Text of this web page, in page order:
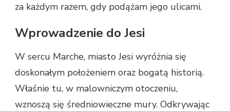
za każdym razem, gdy podążam jego ulicami.
Wprowadzenie do Jesi
W sercu Marche, miasto Jesi wyróżnia się
doskonałym położeniem oraz bogatą historią.
Właśnie tu, w malowniczym otoczeniu,
wznoszą się średniowieczne mury. Odkrywając